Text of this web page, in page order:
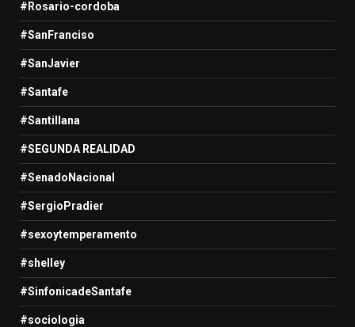
#Rosario-cordoba
#SanFranciso
#SanJavier
#Santafe
#Santillana
#SEGUNDA REALIDAD
#SenadoNacional
#SergioPradier
#sexoytemperamento
#shelley
#SinfonicadeSantafe
#sociologia